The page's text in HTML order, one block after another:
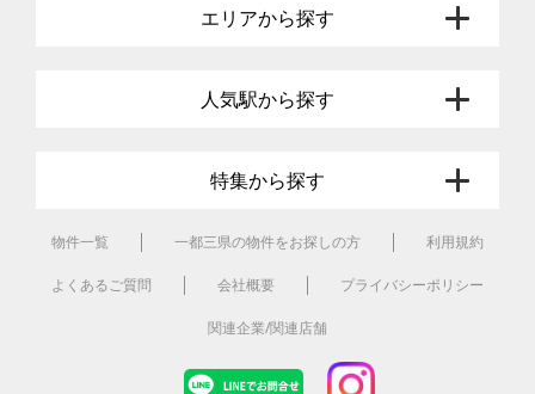
エリアから探す
人気駅から探す
特集から探す
物件一覧 一都三県の物件をお探しの方 利用規約
よくあるご質問 会社概要 プライバシーポリシー
関連企業/関連店舗